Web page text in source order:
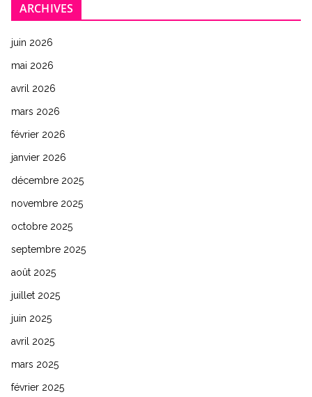
ARCHIVES
juin 2026
mai 2026
avril 2026
mars 2026
février 2026
janvier 2026
décembre 2025
novembre 2025
octobre 2025
septembre 2025
août 2025
juillet 2025
juin 2025
avril 2025
mars 2025
février 2025